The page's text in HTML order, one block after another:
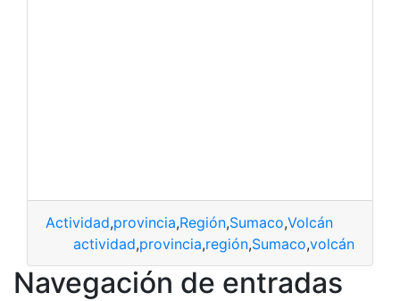
Actividad,provincia,Región,Sumaco,Volcán
actividad,provincia,región,Sumaco,volcán
Navegación de entradas